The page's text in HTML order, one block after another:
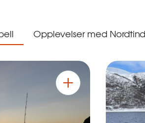
Opplevelser med Nordtind